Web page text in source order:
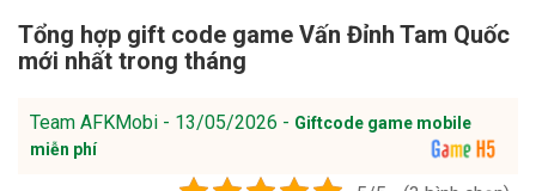
Tổng hợp gift code game Vấn Đỉnh Tam Quốc
mới nhất trong tháng
Team AFKMobi - 13/05/2026 - Giftcode game mobile
miễn phí